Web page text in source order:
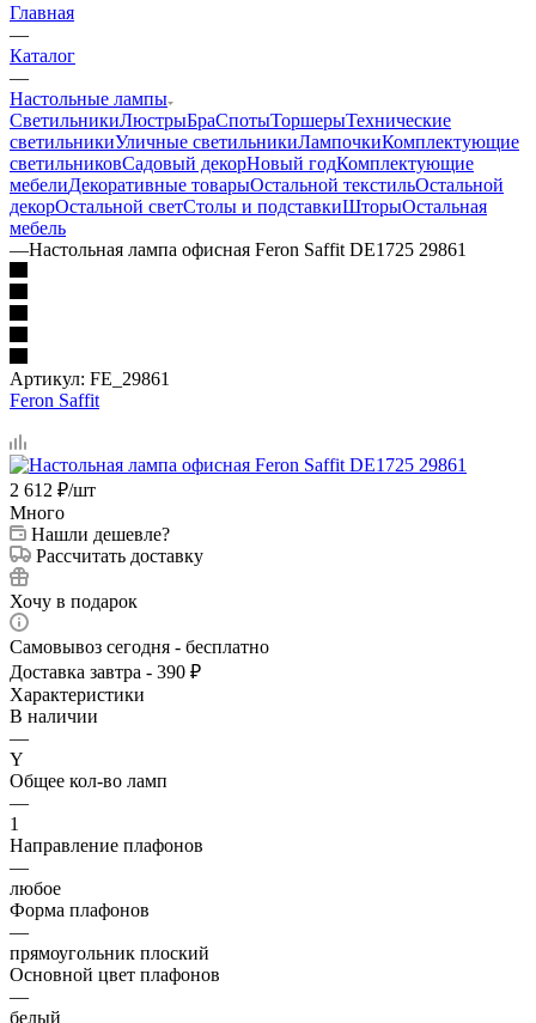
Главная
—
Каталог
—
Настольные лампы
СветильникиЛюстрыБраСпотыТоршерыТехнические
светильникиУличные светильникиЛампочкиКомплектующие
светильниковСадовый декорНовый годКомплектующие
мебелиДекоративные товарыОстальной текстильОстальной
декорОстальной светСтолы и подставкиШторыОстальная
мебель
—Настольная лампа офисная Feron Saffit DE1725 29861
Артикул: FE_29861
Feron Saffit
2 612 ₽/шт
Много
Нашли дешевле?
Рассчитать доставку
Хочу в подарок
Самовывоз сегодня - бесплатно
Доставка завтра - 390 ₽
Характеристики
В наличии
—
Y
Общее кол-во ламп
—
1
Направление плафонов
—
любое
Форма плафонов
—
прямоугольник плоский
Основной цвет плафонов
—
белый